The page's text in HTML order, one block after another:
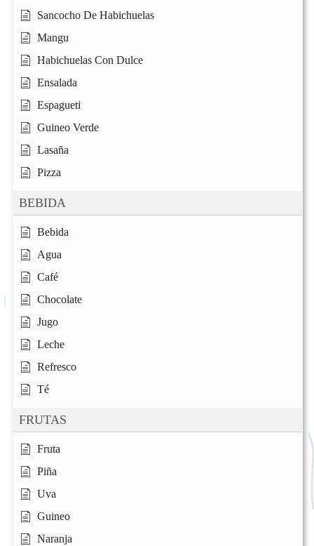
Sancocho De Habichuelas
Mangu
Habichuelas Con Dulce
Ensalada
Espagueti
Guineo Verde
Lasaña
Pizza
BEBIDA
Bebida
Agua
Café
Chocolate
Jugo
Leche
Refresco
Té
FRUTAS
Fruta
Piña
Uva
Guineo
Naranja